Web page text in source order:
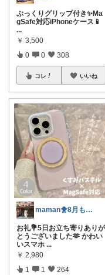
ぷっくりグリップ付き✨Ma
gSafe対応iPhoneケース📱
...
￥ 3,500
0 0 308
コレ いいね
maman🐥8月もよろしくね🍉
お礼💐5日お立ち寄りありが
とうございました🫶 かわい
いスマホ ...
￥ 2,980
1 1 264